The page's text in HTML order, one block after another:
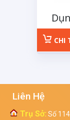
CHI
Liên Hệ
Trụ Sở: Số